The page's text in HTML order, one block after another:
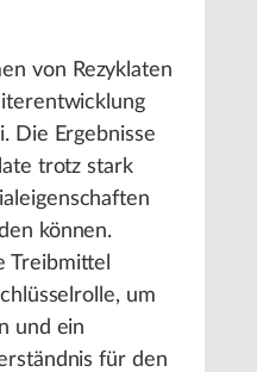
von Rezyklaten
Die Ergebnisse
trotz stark
können.
Treibmittel
um
und ein
für den